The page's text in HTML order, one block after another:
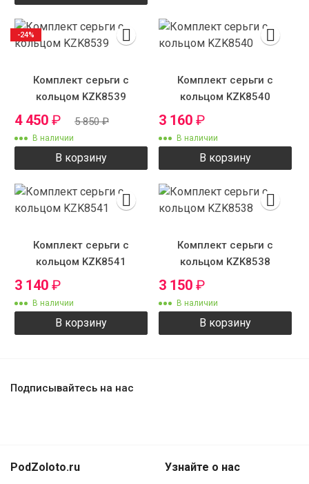
Комплект серьги с
кольцом KZK8539
4 450 ₽ 5 850₽
В наличии
В корзину
-24%
Комплект серьги с
кольцом KZK8540
3 160 ₽
В наличии
В корзину
Комплект серьги с
кольцом KZK8541
3 140 ₽
В наличии
В корзину
Комплект серьги с
кольцом KZK8538
3 150 ₽
В наличии
В корзину
Подписывайтесь на нас
PodZoloto.ru Узнайте о нас